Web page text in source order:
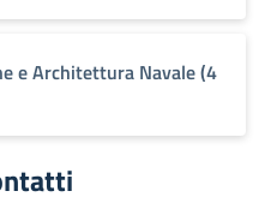
e Architettura Navale (4